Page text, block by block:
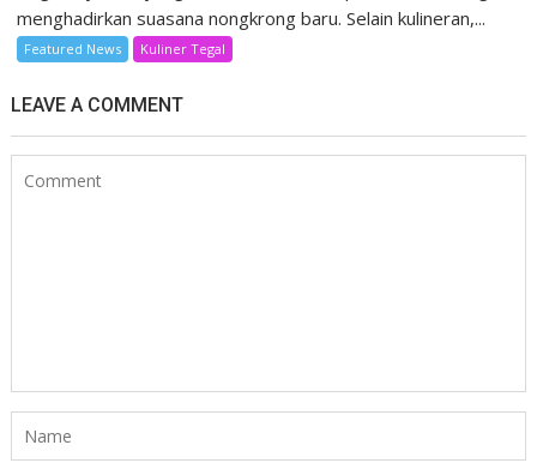
menghadirkan suasana nongkrong baru. Selain kulineran,...
Featured News Kuliner Tegal
LEAVE A COMMENT